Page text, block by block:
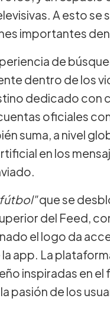
A esto
importantes
de
dentro de los
dedicado con
oficiales
suma, a nivel
en los
que se
del Feed,
el logo da
app. La
inspiradas en
pasión de los